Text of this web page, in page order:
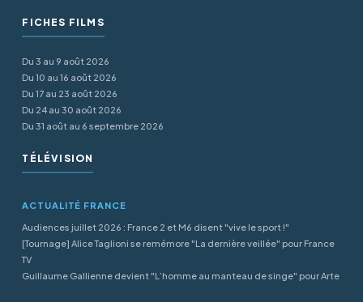
FICHES FILMS
Du 3 au 9 août 2026
Du 10 au 16 août 2026
Du 17 au 23 août 2026
Du 24 au 30 août 2026
Du 31 août au 6 septembre 2026
TÉLÉVISION
ACTUALITÉ FRANCE
Audiences juillet 2026 : France 2 et M6 disent "vive le sport !"
[Tournage] Alice Taglioni se remémore "La dernière veillée" pour France
TV
Guillaume Gallienne devient "L’homme au manteau de singe" pour Arte